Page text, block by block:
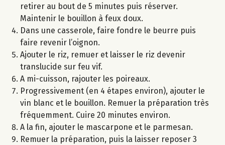
retirer au bout de 5 minutes puis réserver.
Maintenir le bouillon à feux doux.
Dans une casserole, faire fondre le beurre puis
faire revenir l’oignon.
Ajouter le riz, remuer et laisser le riz devenir
translucide sur feu vif.
A mi-cuisson, rajouter les poireaux.
Progressivement (en 4 étapes environ), ajouter le
vin blanc et le bouillon. Remuer la préparation très
fréquemment. Cuire 20 minutes environ.
A la fin, ajouter le mascarpone et le parmesan.
Remuer la préparation, puis la laisser reposer 3